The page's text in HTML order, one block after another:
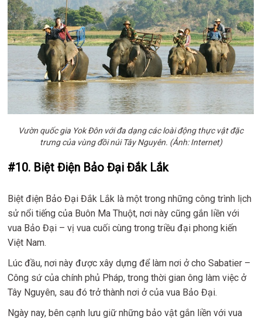
Vườn quốc gia Yok Đôn với đa dạng các loài động thực vật đặc
trưng của vùng đồi núi Tây Nguyên. (Ảnh: Internet)
#10. Biệt Điện Bảo Đại Đắk Lắk
Biệt điện Bảo Đại Đắk Lắk là một trong những công trình lịch
sử nổi tiếng của Buôn Ma Thuột, nơi này cũng gắn liền với
vua Bảo Đại – vị vua cuối cùng trong triều đại phong kiến
Việt Nam.
Lúc đầu, nơi này được xây dựng để làm nơi ở cho Sabatier –
Công sứ của chính phủ Pháp, trong thời gian ông làm việc ở
Tây Nguyên, sau đó trở thành nơi ở của vua Bảo Đại.
Ngày nay, bên cạnh lưu giữ những bảo vật gắn liền với vua